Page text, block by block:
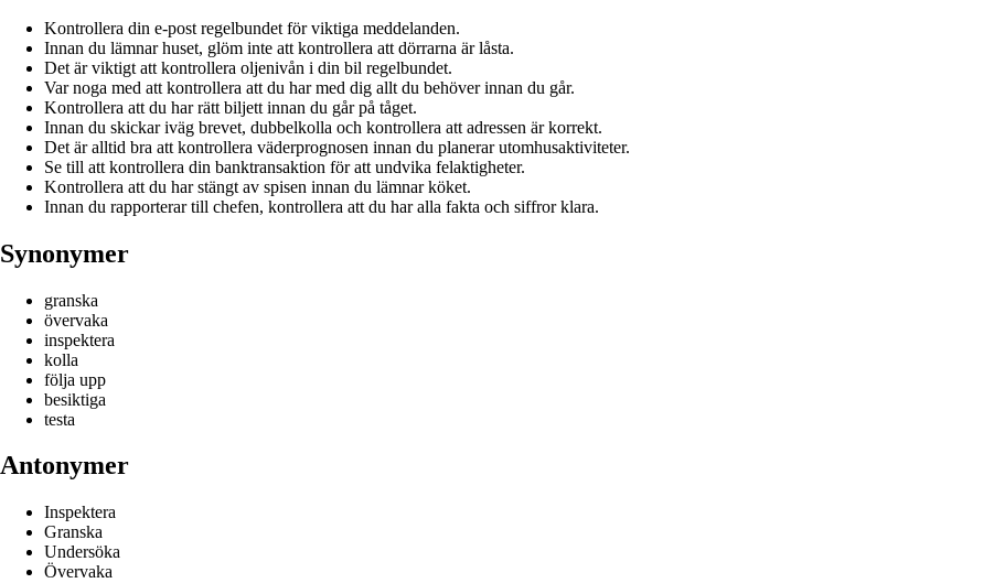
Kontrollera din e-post regelbundet för viktiga meddelanden.
Innan du lämnar huset, glöm inte att kontrollera att dörrarna är låsta.
Det är viktigt att kontrollera oljenivån i din bil regelbundet.
Var noga med att kontrollera att du har med dig allt du behöver innan du går.
Kontrollera att du har rätt biljett innan du går på tåget.
Innan du skickar iväg brevet, dubbelkolla och kontrollera att adressen är korrekt.
Det är alltid bra att kontrollera väderprognosen innan du planerar utomhusaktiviteter.
Se till att kontrollera din banktransaktion för att undvika felaktigheter.
Kontrollera att du har stängt av spisen innan du lämnar köket.
Innan du rapporterar till chefen, kontrollera att du har alla fakta och siffror klara.
Synonymer
granska
övervaka
inspektera
kolla
följa upp
besiktiga
testa
Antonymer
Inspektera
Granska
Undersöka
Övervaka